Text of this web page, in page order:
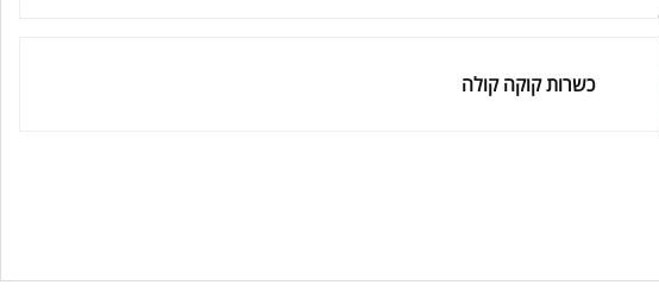
כשרות קוקה קולה
מוצרים, מסעדות, עסקים